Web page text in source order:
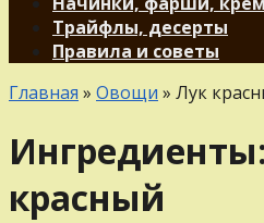
Трайфлы, десерты
Правила и советы
Главная » Овощи » Лук
Ингредиенты:
красный